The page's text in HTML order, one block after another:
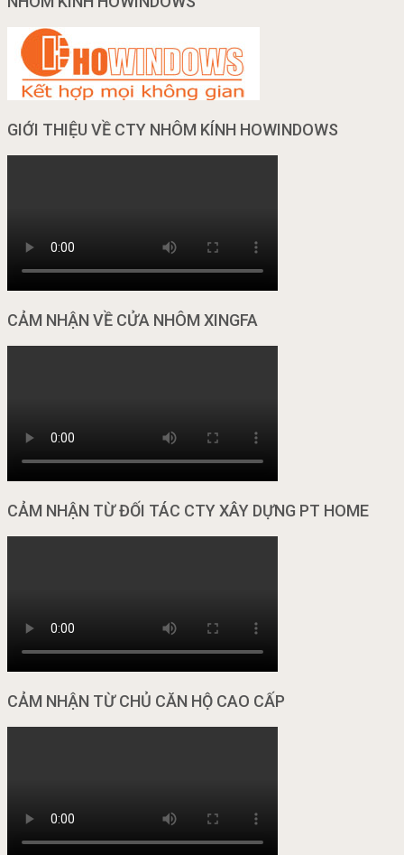
GIỚI THIỆU VỀ CTY NHÔM KÍNH HOWINDOWS
CẢM NHẬN VỀ CỬA NHÔM XINGFA
CẢM NHẬN TỪ ĐỐI TÁC CTY XÂY DỰNG PT HOME
CẢM NHẬN TỪ CHỦ CĂN HỘ CAO CẤP